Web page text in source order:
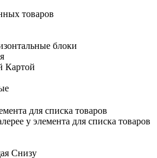
товаров
блоки
Картой
для списка товаров
у элемента для списка товаров
Снизу